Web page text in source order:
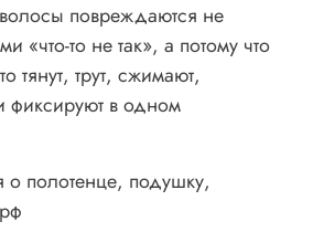
повреждаются не
«что-то не так», а потому что
тянут, трут, сжимают,
фиксируют в одном
о полотенце, подушку,